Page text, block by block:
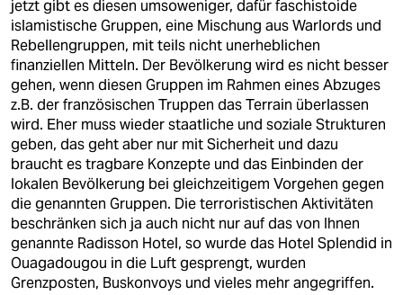
jetzt gibt es diesen umsoweniger, dafür faschistoide
islamistische Gruppen, eine Mischung aus Warlords und
Rebellengruppen, mit teils nicht unerheblichen
finanziellen Mitteln. Der Bevölkerung wird es nicht besser
gehen, wenn diesen Gruppen im Rahmen eines Abzuges
z.B. der französischen Truppen das Terrain überlassen
wird. Eher muss wieder staatliche und soziale Strukturen
geben, das geht aber nur mit Sicherheit und dazu
braucht es tragbare Konzepte und das Einbinden der
lokalen Bevölkerung bei gleichzeitigem Vorgehen gegen
die genannten Gruppen. Die terroristischen Aktivitäten
beschränken sich ja auch nicht nur auf das von Ihnen
genannte Radisson Hotel, so wurde das Hotel Splendid in
Ouagadougou in die Luft gesprengt, wurden
Grenzposten, Buskonvoys und vieles mehr angegriffen.